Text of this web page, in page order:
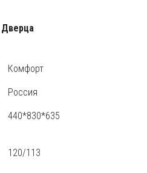
Дверца
Комфорт
Россия
440*830*635
120/113